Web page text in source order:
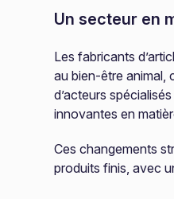
Un secteur en
Les fabricants
au bien-être animal,
d’acteurs
innovantes en
Ces changements
produits finis, avec